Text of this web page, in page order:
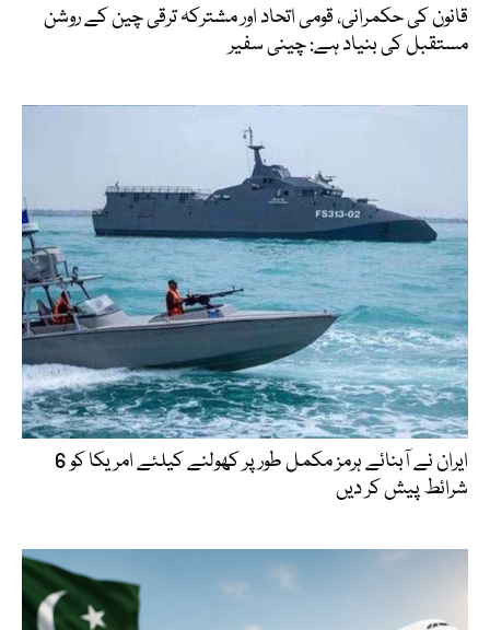
قانون کی حکمرانی، قومی اتحاد اور مشترکہ ترقی چین کے روشن
مستقبل کی بنیاد ہے: چینی سفیر
ایران نے آبنائے ہرمز مکمل طور پر کھولنے کیلئے امریکا کو 6
شرائط پیش کر دیں